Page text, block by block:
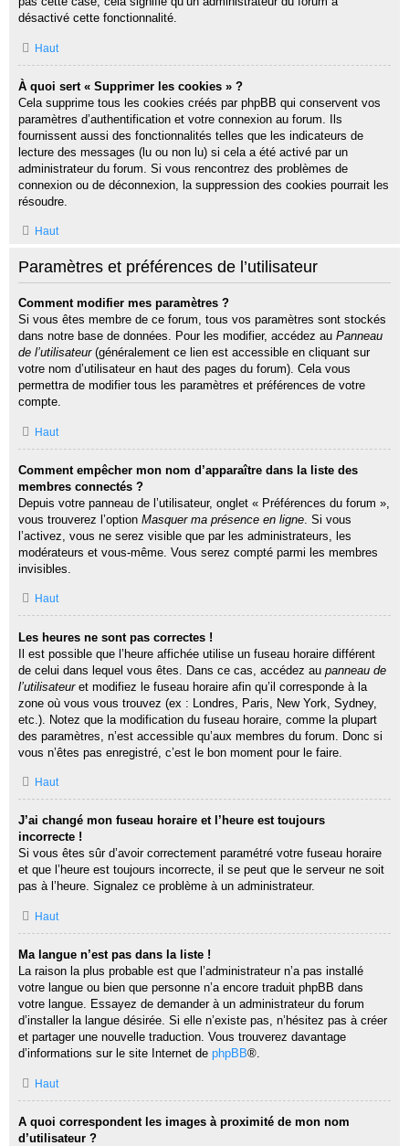
désactivé cette fonctionnalité.
Haut
À quoi sert « Supprimer les cookies » ?
Cela supprime tous les cookies créés par phpBB qui conservent vos
paramètres d’authentification et votre connexion au forum. Ils
fournissent aussi des fonctionnalités telles que les indicateurs de
lecture des messages (lu ou non lu) si cela a été activé par un
administrateur du forum. Si vous rencontrez des problèmes de
connexion ou de déconnexion, la suppression des cookies pourrait les
résoudre.
Haut
Paramètres et préférences de l’utilisateur
Comment modifier mes paramètres ?
Si vous êtes membre de ce forum, tous vos paramètres sont stockés
dans notre base de données. Pour les modifier, accédez au Panneau
de l’utilisateur(généralement ce lien est accessible en cliquant sur
votre nom d’utilisateur en haut des pages du forum). Cela vous
permettra de modifier tous les paramètres et préférences de votre
compte.
Haut
Comment empêcher mon nom d’apparaître dans la liste des
membres connectés ?
Depuis votre panneau de l’utilisateur, onglet « Préférences du forum »,
vous trouverez l’option Masquer ma présence en ligne . Si vous
l’activez, vous ne serez visible que par les administrateurs, les
modérateurs et vous-même. Vous serez compté parmi les membres
invisibles.
Haut
Les heures ne sont pas correctes !
Il est possible que l’heure affichée utilise un fuseau horaire différent
de celui dans lequel vous êtes. Dans ce cas, accédez au panneau de
l’utilisateuret modifiez le fuseau horaire afin qu’il corresponde à la
zone où vous vous trouvez (ex : Londres, Paris, New York, Sydney,
etc.). Notez que la modification du fuseau horaire, comme la plupart
des paramètres, n’est accessible qu’aux membres du forum. Donc si
vous n’êtes pas enregistré, c’est le bon moment pour le faire.
Haut
J’ai changé mon fuseau horaire et l’heure est toujours
incorrecte !
Si vous êtes sûr d’avoir correctement paramétré votre fuseau horaire
et que l’heure est toujours incorrecte, il se peut que le serveur ne soit
pas à l’heure. Signalez ce problème à un administrateur.
Haut
Ma langue n’est pas dans la liste !
La raison la plus probable est que l’administrateur n’a pas installé
votre langue ou bien que personne n’a encore traduit phpBB dans
votre langue. Essayez de demander à un administrateur du forum
d’installer la langue désirée. Si elle n’existe pas, n’hésitez pas à créer
et partager une nouvelle traduction. Vous trouverez davantage
d’informations sur le site Internet de phpBB®.
Haut
A quoi correspondent les images à proximité de mon nom
d’utilisateur ?